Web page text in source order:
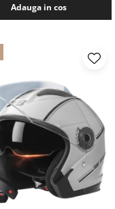
Adauga in cos